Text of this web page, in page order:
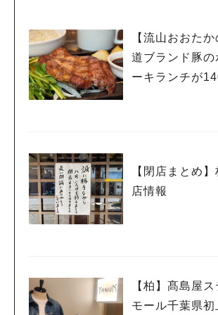
【流山おおた
道ブランド豚の
ーキランチが
【閉店まとめ
店情報
【柏】髙島屋
モール千葉県